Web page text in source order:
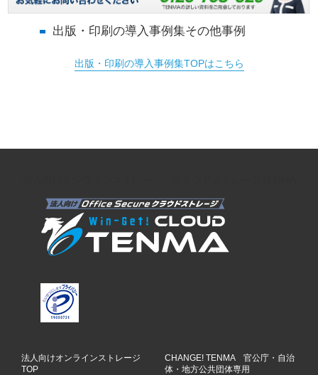
出版・印刷の導入事例集その他事例
出版・印刷の導入事例集TOPはこちら
法人向けオンラインストレージ
TOP
CHANGE! TENMA 官公庁・自治
体・地方公共団体専用